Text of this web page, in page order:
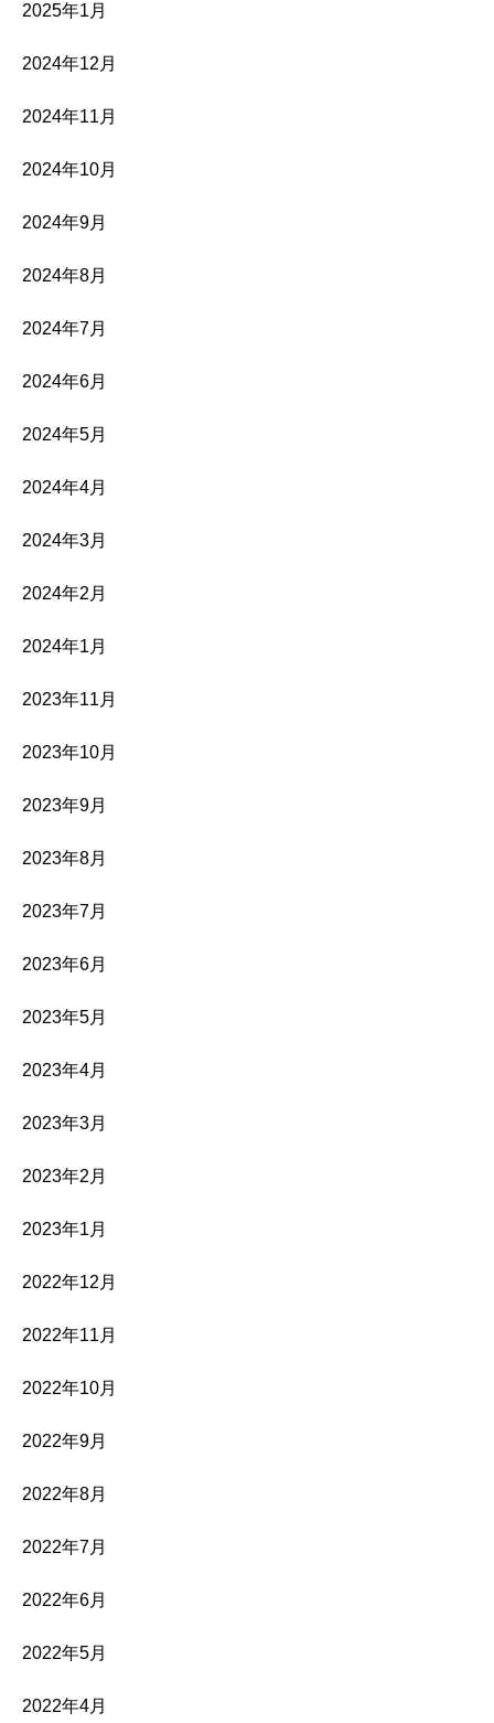
2025年1月
2024年12月
2024年11月
2024年10月
2024年9月
2024年8月
2024年7月
2024年6月
2024年5月
2024年4月
2024年3月
2024年2月
2024年1月
2023年11月
2023年10月
2023年9月
2023年8月
2023年7月
2023年6月
2023年5月
2023年4月
2023年3月
2023年2月
2023年1月
2022年12月
2022年11月
2022年10月
2022年9月
2022年8月
2022年7月
2022年6月
2022年5月
2022年4月